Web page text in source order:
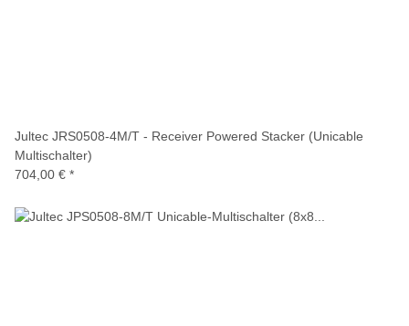
Jultec JRS0508-4M/T - Receiver Powered Stacker (Unicable
Multischalter)
704,00 € *